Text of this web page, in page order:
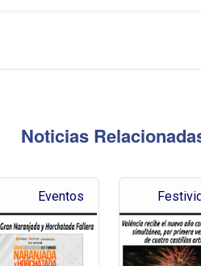
Noticias
Eventos